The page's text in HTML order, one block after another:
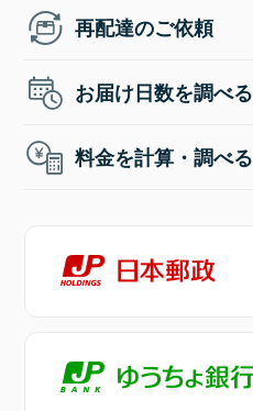
再配達のご依頼
お届け日数を調べる
料金を計算・調べる